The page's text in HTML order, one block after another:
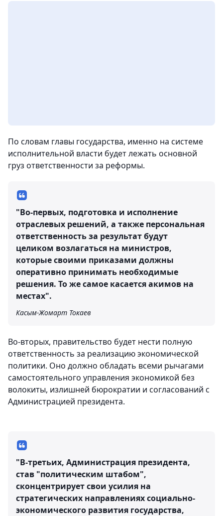
По словам главы государства, именно на системе
исполнительной власти будет лежать основной
груз ответственности за реформы.
"Во-первых, подготовка и исполнение
отраслевых решений, а также персональная
ответственность за результат будут
целиком возлагаться на министров,
которые своими приказами должны
оперативно принимать необходимые
решения. То же самое касается акимов на
местах".
Касым-Жомарт Токаев
Во-вторых, правительство будет нести полную
ответственность за реализацию экономической
политики. Оно должно обладать всеми рычагами
самостоятельного управления экономикой без
волокиты, излишней бюрократии и согласований с
Администрацией президента.
"В-третьих, Администрация президента,
став "политическим штабом",
сконцентрирует свои усилия на
стратегических направлениях социально-
экономического развития государства,